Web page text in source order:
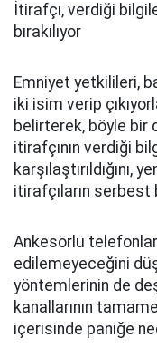
İtirafçı, verdiği
bırakılıyor
Emniyet yetkilileri,
iki isim verip
belirterek, böyle bir
itirafçının verdiği
karşılaştırıldığını,
itirafçıların serbest
Ankesörlü
edilemeyeceğini
yöntemlerinin de
kanallarının
içerisinde paniğe